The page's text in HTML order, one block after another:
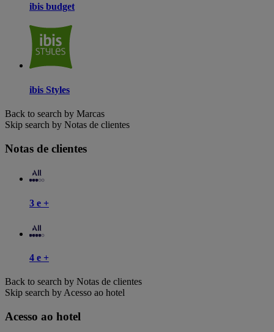
ibis budget
ibis Styles
Back to search by Marcas
Skip search by Notas de clientes
Notas de clientes
3 e +
4 e +
Back to search by Notas de clientes
Skip search by Acesso ao hotel
Acesso ao hotel